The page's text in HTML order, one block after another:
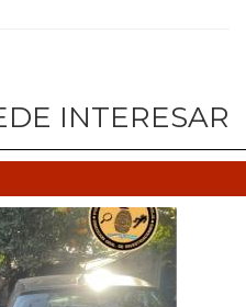
INTERESAR